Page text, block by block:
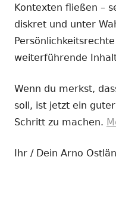
Kontexten fließen –
diskret und unter
weiterführende
Wenn du merkst,
soll, ist jetzt ein
Schritt zu machen.
Ihr / Dein Arno